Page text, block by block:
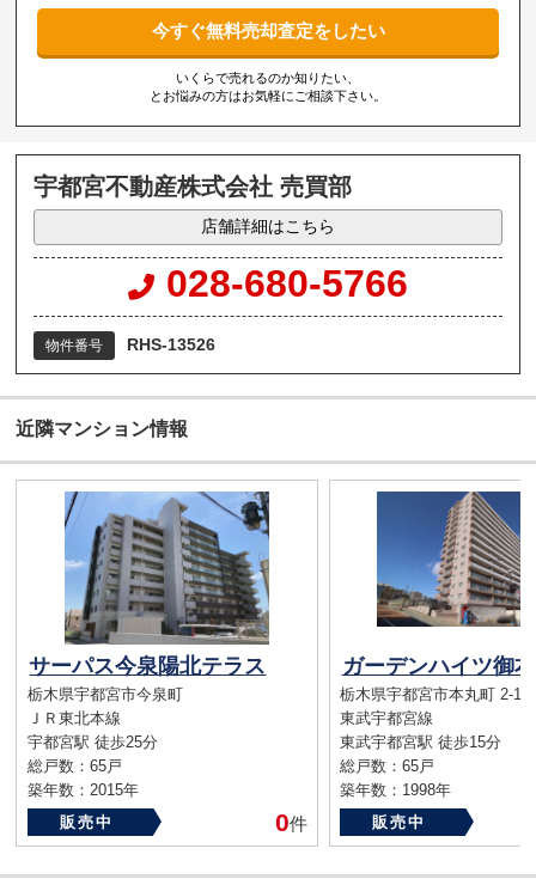
今すぐ無料売却査定をしたい
いくらで売れるのか知りたい、
とお悩みの方はお気軽にご相談下さい。
宇都宮不動産株式会社 売買部
店舗詳細はこちら
028-680-5766
物件番号 RHS-13526
近隣マンション情報
サーパス今泉陽北テラス
栃木県宇都宮市今泉町
ＪＲ東北本線
宇都宮駅 徒歩25分
総戸数：65戸
築年数：2015年
販売中
0件
ガーデンハイツ御
栃木県宇都宮市本丸町 2-16
東武宇都宮線
東武宇都宮駅 徒歩15分
総戸数：65戸
築年数：1998年
販売中